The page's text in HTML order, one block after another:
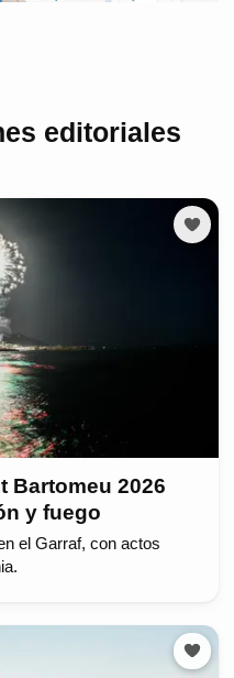
editoriales
Bartomeu 2026
y fuego
el Garraf, con actos